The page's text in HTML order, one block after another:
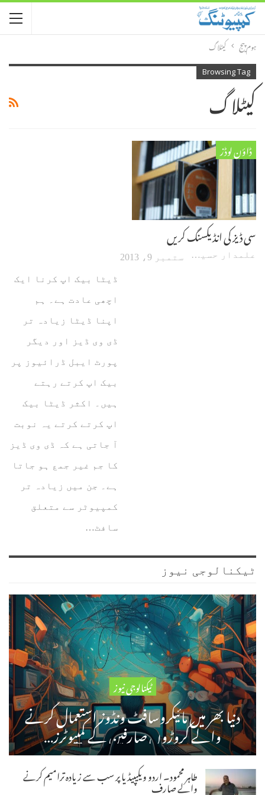
ہوم پیج کیٹلاگ
Browsing Tag
کیٹلاگ
ڈاؤن لوڈز
سی ڈیز کی انڈیکسنگ کریں
علمدار حسین ستمبر 9، 2013
ڈیٹا بیک اپ کرنا ایک
اچھی عادت ہے۔ ہم
اپنا ڈیٹا زیادہ تر
ڈی وی ڈیز اور دیگر
پورٹ ایبل ڈرائیوز پر
بیک اپ کرتے رہتے
ہیں۔ اکثر ڈیٹا بیک
اپ کرتے کرتے یہ نوبت
آ جاتی ہے کہ ڈی وی ڈیز
کا جم غیر جمع ہو جاتا
ہے۔ جن میں زیادہ تر
کمپیوٹر سے متعلق
سافٹ…
ٹیکنالوجی نیوز
ٹیکنالوجی نیوز
دنیا بھر میں مائیکروسافٹ ونڈوز استعمال کرنے
والے کروڑوں صارفین کے کمپیوٹرز…
طاہر محمود۔ اردو ویکیپیڈیا پر سب سے زیادہ ترامیم کرنے
والے صارف